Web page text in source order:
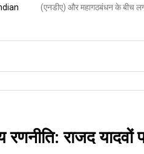
(एनडीए) और महागठबंधन के बीच
राजद यादवों